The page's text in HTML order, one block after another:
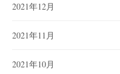
2021年12月
2021年11月
2021年10月